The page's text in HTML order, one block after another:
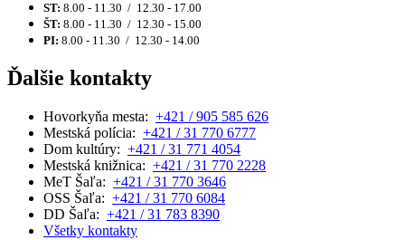
ST: 8.00 - 11.30 / 12.30 - 17.00
ŠT: 8.00 - 11.30 / 12.30 - 15.00
PI: 8.00 - 11.30 / 12.30 - 14.00
Ďalšie kontakty
Hovorkyňa mesta: +421 / 905 585 626
Mestská polícia: +421 / 31 770 6777
Dom kultúry: +421 / 31 771 4054
Mestská knižnica: +421 / 31 770 2228
MeT Šaľa: +421 / 31 770 3646
OSS Šaľa: +421 / 31 770 6084
DD Šaľa: +421 / 31 783 8390
Všetky kontakty